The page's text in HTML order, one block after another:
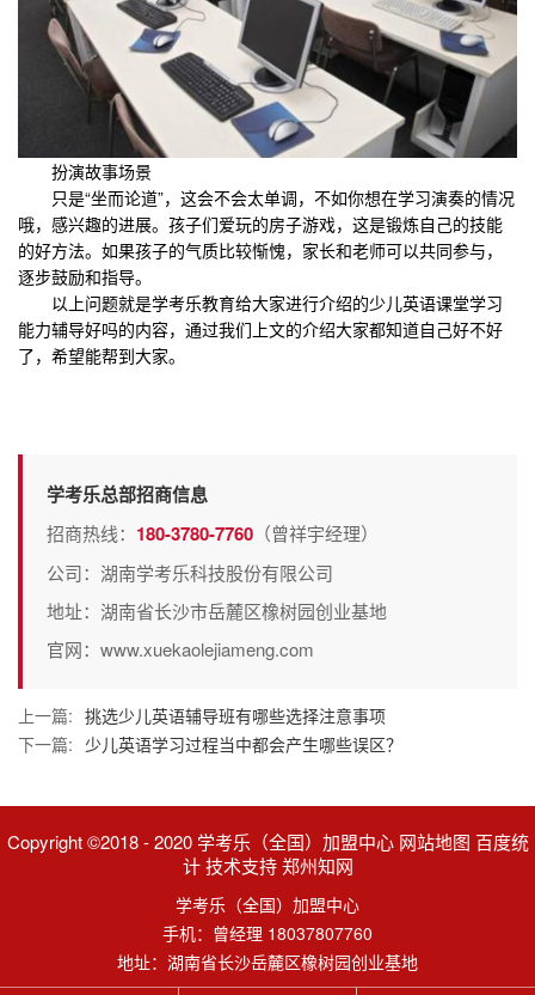
扮演故事场景
只是“坐而论道”，这会不会太单调，不如你想在学习演奏的情况
哦，感兴趣的进展。孩子们爱玩的房子游戏，这是锻炼自己的技能
的好方法。如果孩子的气质比较惭愧，家长和老师可以共同参与，
逐步鼓励和指导。
以上问题就是学考乐教育给大家进行介绍的少儿英语课堂学习
能力辅导好吗的内容，通过我们上文的介绍大家都知道自己好不好
了，希望能帮到大家。
学考乐总部招商信息
招商热线： 180-3780-7760 （曾祥宇经理）
公司：湖南学考乐科技股份有限公司
地址：湖南省长沙市岳麓区橡树园创业基地
官网：www.xuekaolejiameng.com
上一篇: 挑选少儿英语辅导班有哪些选择注意事项
下一篇: 少儿英语学习过程当中都会产生哪些误区？
Copyright ©2018 - 2020 学考乐（全国）加盟中心 网站地图 百度统
计 技术支持 郑州知网
学考乐（全国）加盟中心
手机：曾经理 18037807760
地址：湖南省长沙岳麓区橡树园创业基地